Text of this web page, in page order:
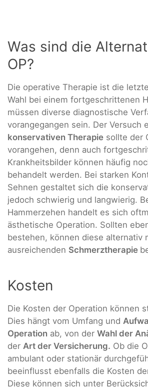
Was sind die
OP?
Die operative Therapie ist die
Wahl bei einem fortgeschrittenen
müssen diverse diagnostische
vorangegangen sein. Der Versuch
konservativen Therapie sollte der
vorangehen, denn auch
Krankheitsbilder können häufig
behandelt werden. Bei starken
Sehnen gestaltet sich die
jedoch schwierig und langwierig.
Hammerzehen handelt es sich
ästhetische Operation. Sollten
bestehen, können diese alternativ
ausreichenden Schmerztherapie
Kosten
Die Kosten der Operation können
Dies hängt vom Umfang und
Operation ab, von der Wahl der
der Art der Versicherung. Ob die
ambulant oder stationär
beeinflusst ebenfalls die Kosten
Diese können sich unter